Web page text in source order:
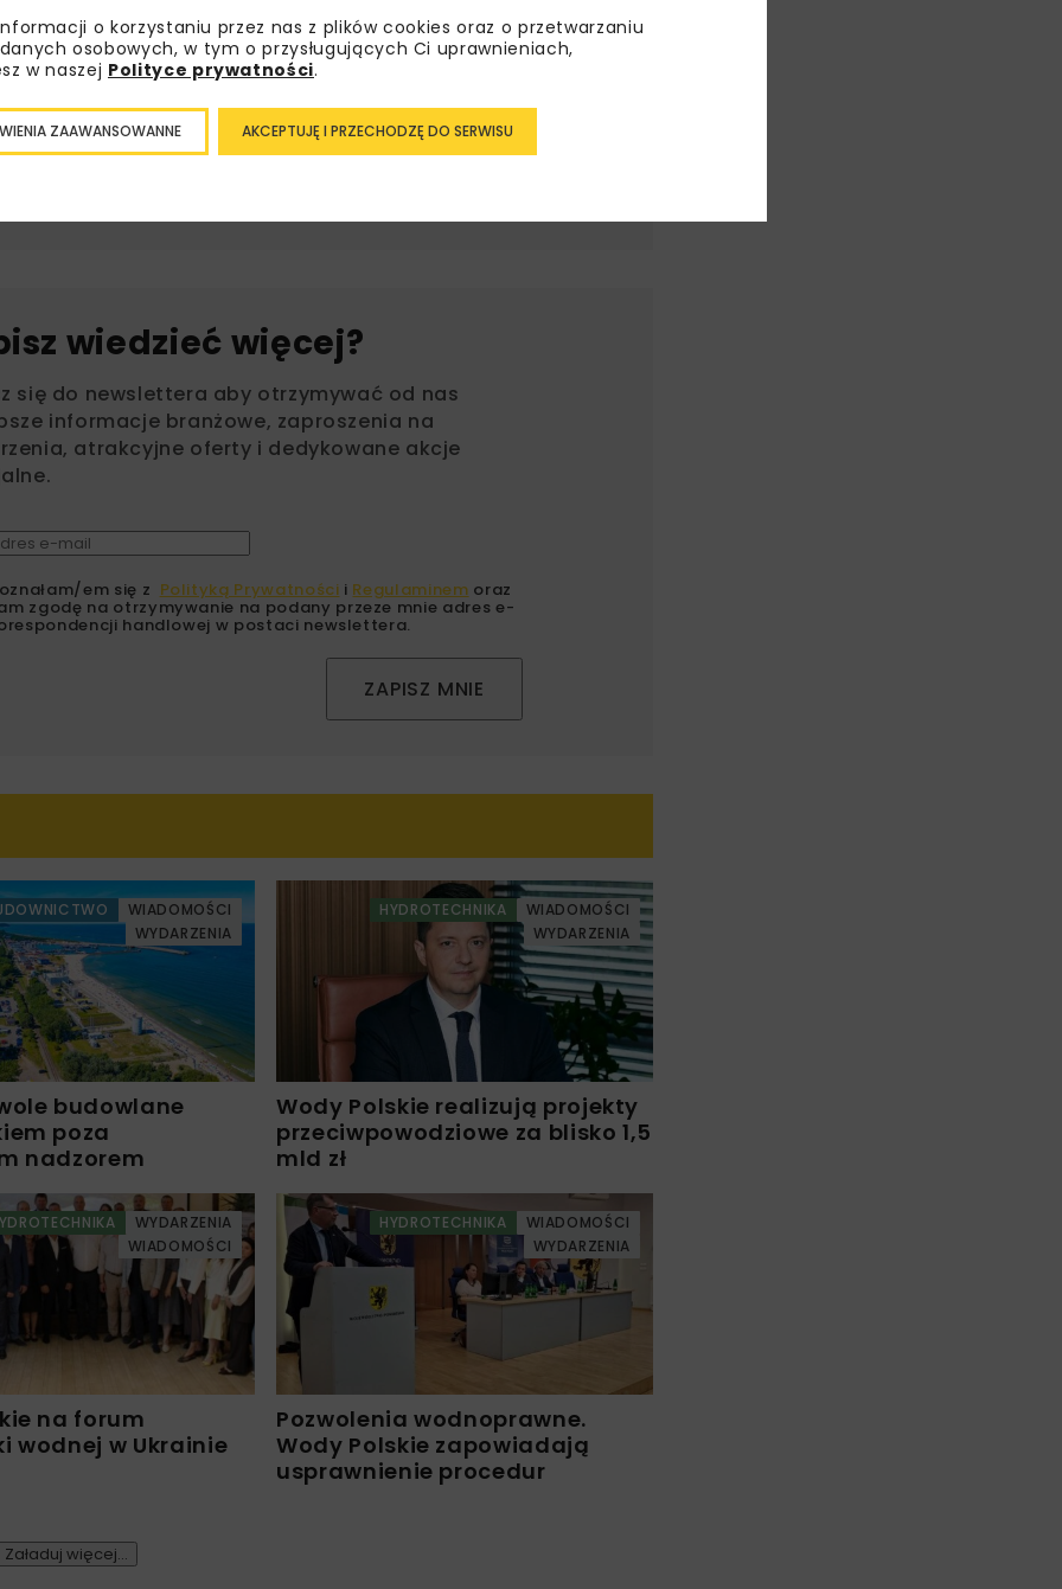
zgłoszeń.
marca pod numerem telefonu (32) 31 86 064/122 oraz w siedzibie
godz. od 7:00 do 15:00.
wiedzieć więcej?
się do newslettera aby otrzymywać od nas
informacje branżowe, zaproszenia na
atrakcyjne oferty i dedykowane akcje
em się z Polityką Prywatności i Regulaminem oraz
zgodę na otrzymywanie na podany przeze mnie adres e-
handlowej w postaci newslettera.
ZAPISZ MNIE
WIADOMOŚCI
WYDARZENIA
budowlane
poza
nadzorem
HYDROTECHNIKA
WIADOMOŚCI
WYDARZENIA
Wody Polskie realizują projekty
przeciwpowodziowe za blisko 1,5
mld zł
WYDARZENIA
WIADOMOŚCI
na forum
wodnej w Ukrainie
HYDROTECHNIKA
WIADOMOŚCI
WYDARZENIA
Pozwolenia wodnoprawne.
Wody Polskie zapowiadają
usprawnienie procedur
Załaduj więcej...
o korzystaniu przez nas z plików cookies oraz o przetwarzaniu
osobowych, w tym o przysługujących Ci uprawnieniach,
w naszej Polityce prywatności.
AKCEPTUJĘ I PRZECHODZĘ DO SERWISU
ZAAWANSOWANNE